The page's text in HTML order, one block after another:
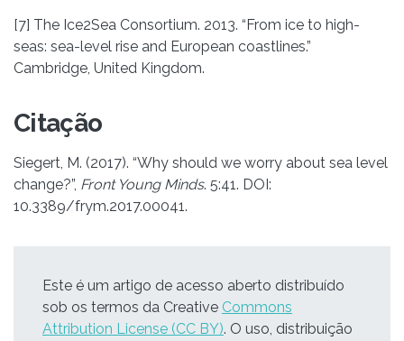
[7] The Ice2Sea Consortium. 2013. “From ice to high-
seas: sea-level rise and European coastlines.”
Cambridge, United Kingdom.
Citação
Siegert, M. (2017). “Why should we worry about sea level
change?”, Front Young Minds. 5:41. DOI:
10.3389/frym.2017.00041.
Este é um artigo de acesso aberto distribuído
sob os termos da Creative Commons
Attribution License (CC BY). O uso, distribuição